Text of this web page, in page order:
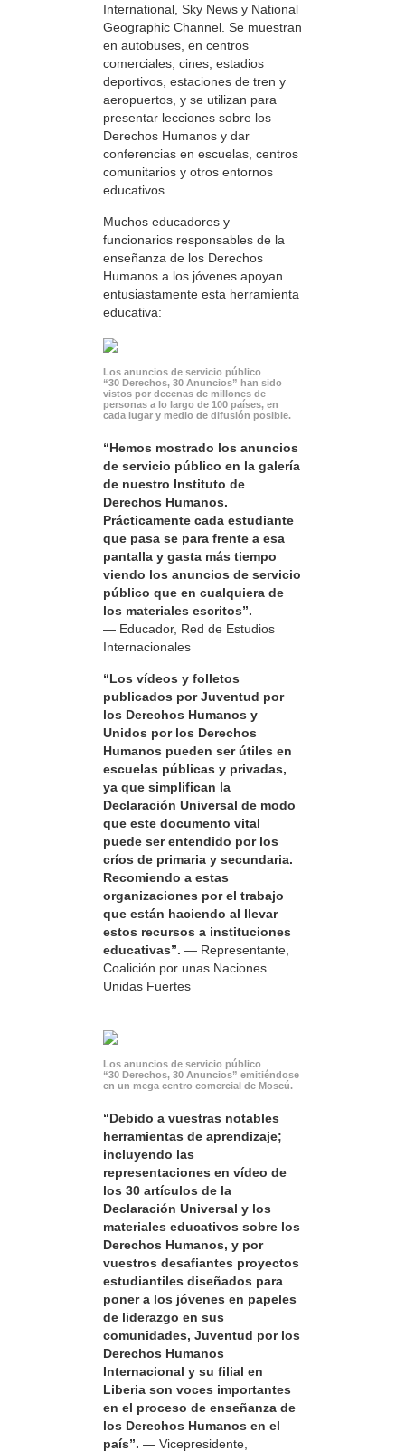
International, Sky News y National
Geographic Channel. Se muestran
en autobuses, en centros
comerciales, cines, estadios
deportivos, estaciones de tren y
aeropuertos, y se utilizan para
presentar lecciones sobre los
Derechos Humanos y dar
conferencias en escuelas, centros
comunitarios y otros entornos
educativos.
Muchos educadores y
funcionarios responsables de la
enseñanza de los Derechos
Humanos a los jóvenes apoyan
entusiastamente esta herramienta
educativa:
Los anuncios de servicio público
“30 Derechos, 30 Anuncios” han sido
vistos por decenas de millones de
personas a lo largo de 100 países, en
cada lugar y medio de difusión posible.
“Hemos mostrado los anuncios
de servicio público en la galería
de nuestro Instituto de
Derechos Humanos.
Prácticamente cada estudiante
que pasa se para frente a esa
pantalla y gasta más tiempo
viendo los anuncios de servicio
público que en cualquiera de
los materiales escritos”.
— Educador, Red de Estudios
Internacionales
“Los vídeos y folletos
publicados por Juventud por
los Derechos Humanos y
Unidos por los Derechos
Humanos pueden ser útiles en
escuelas públicas y privadas,
ya que simplifican la
Declaración Universal de modo
que este documento vital
puede ser entendido por los
críos de primaria y secundaria.
Recomiendo a estas
organizaciones por el trabajo
que están haciendo al llevar
estos recursos a instituciones
educativas”. — Representante,
Coalición por unas Naciones
Unidas Fuertes
Los anuncios de servicio público
“30 Derechos, 30 Anuncios” emitiéndose
en un mega centro comercial de Moscú.
“Debido a vuestras notables
herramientas de aprendizaje;
incluyendo las
representaciones en vídeo de
los 30 artículos de la
Declaración Universal y los
materiales educativos sobre los
Derechos Humanos, y por
vuestros desafiantes proyectos
estudiantiles diseñados para
poner a los jóvenes en papeles
de liderazgo en sus
comunidades, Juventud por los
Derechos Humanos
Internacional y su filial en
Liberia son voces importantes
en el proceso de enseñanza de
los Derechos Humanos en el
país”. — Vicepresidente,